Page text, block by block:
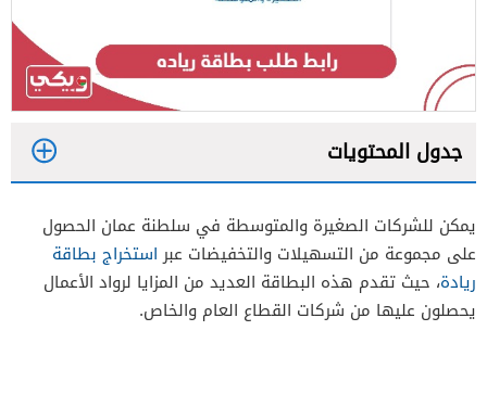
جدول المحتويات
يمكن للشركات الصغيرة والمتوسطة في سلطنة عمان الحصول
على مجموعة من التسهيلات والتخفيضات عبراستخراج بطاقة
ريادة، حيث تقدم هذه البطاقة العديد من المزايا لرواد الأعمال
يحصلون عليها من شركات القطاع العام والخاص.